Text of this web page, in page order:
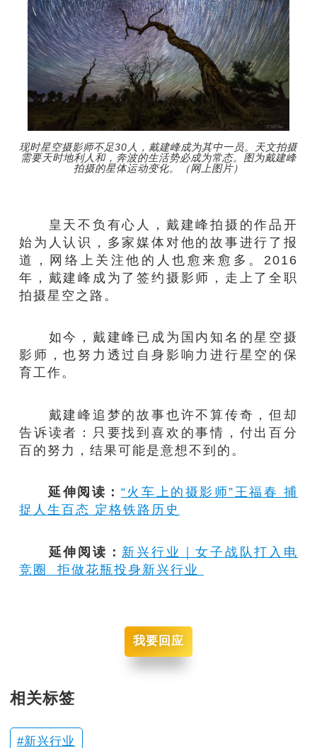
现时星空摄影师不足30人，戴建峰成为其中一员。天文拍摄
需要天时地利人和，奔波的生活势必成为常态。图为戴建峰
拍摄的星体运动变化。（网上图片）
皇天不负有心人，戴建峰拍摄的作品开
始为人认识，多家媒体对他的故事进行了报
道，网络上关注他的人也愈来愈多。2016
年，戴建峰成为了签约摄影师，走上了全职
拍摄星空之路。
如今，戴建峰已成为国内知名的星空摄
影师，也努力透过自身影响力进行星空的保
育工作。
戴建峰追梦的故事也许不算传奇，但却
告诉读者：只要找到喜欢的事情，付出百分
百的努力，结果可能是意想不到的。
延伸阅读： “火车上的摄影师”王福春 捕
捉人生百态 定格铁路历史
延伸阅读： 新兴行业｜女子战队打入电
竞圈 拒做花瓶投身新兴行业
我要回应
相关标签
新兴行业